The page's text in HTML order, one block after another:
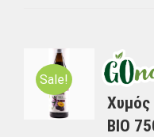
Sale!
Χυμός
BIO